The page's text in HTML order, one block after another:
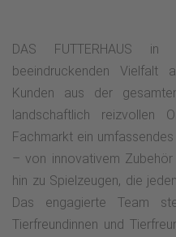
DAS FUTTERHAUS
beeindruckenden Vielfalt
Kunden aus der
landschaftlich reizvollen
Fachmarkt ein
– von innovativem
hin zu Spielzeugen, die
Das engagierte Team
Tierfreundinnen und